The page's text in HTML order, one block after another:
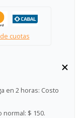
cuotas
en 2 horas: Costo
normal: $ 150.